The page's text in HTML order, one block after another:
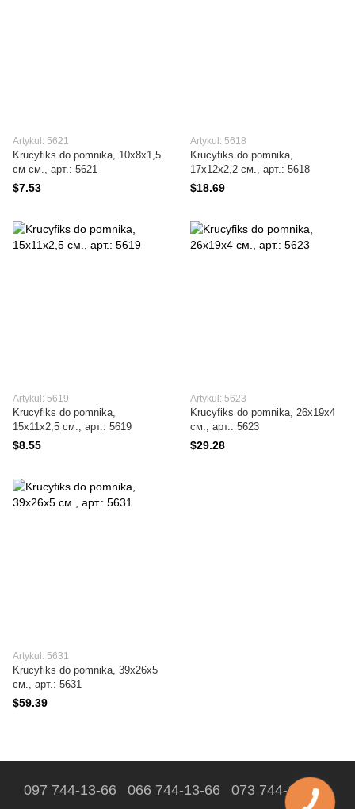
Artykul: 5621
Krucyfiks do pomnika, 10х8x1,5
см см., арт.: 5621
$7.53
Artykul: 5618
Krucyfiks do pomnika,
17х12x2,2 см., арт.: 5618
$18.69
Artykul: 5619
Krucyfiks do pomnika,
15х11x2,5 см., арт.: 5619
$8.55
Artykul: 5623
Krucyfiks do pomnika, 26х19x4
см., арт.: 5623
$29.28
Artykul: 5631
Krucyfiks do pomnika, 39х26x5
см., арт.: 5631
$59.39
097 744-13-66 066 744-13-66 073 744-13-66